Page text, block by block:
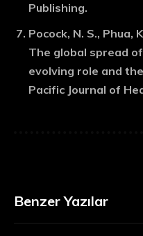
Publishing.
Pocock, N. S., Phua,
The global spread
evolving role and
Pacific Journal of
Benzer Yazılar